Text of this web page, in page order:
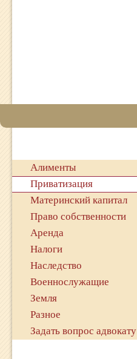
Алименты
Приватизация
Материнский капитал
Право собственности
Аренда
Налоги
Наследство
Военнослужащие
Земля
Разное
Задать вопрос адвокату